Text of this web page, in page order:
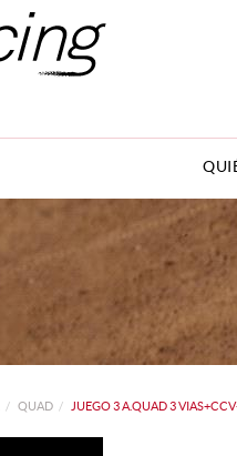
QUAD JUEGO 3 A.QUAD 3